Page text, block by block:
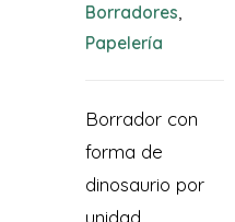
Borradores
Papelería
Borrador con
forma de
dinosaurio por
unidad